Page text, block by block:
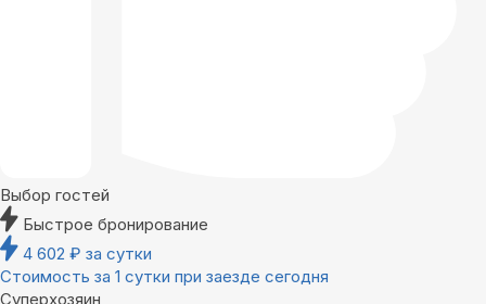
Выбор гостей
Быстрое бронирование
4 602 ₽ за сутки
Стоимость за 1 сутки при заезде сегодня
Суперхозяин